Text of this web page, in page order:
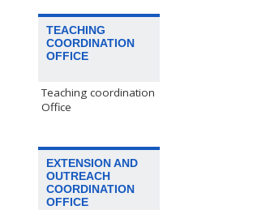
TEACHING
COORDINATION
OFFICE
Teaching coordination
Office
EXTENSION AND
OUTREACH
COORDINATION
OFFICE